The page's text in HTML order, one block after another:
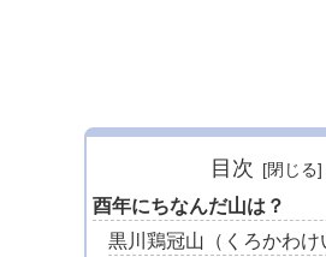
目次
酉年にちなんだ山は？
黒川鶏冠山（くろかわけ